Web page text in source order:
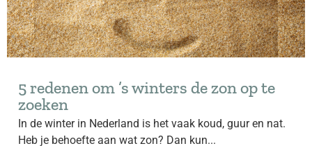
5 redenen om ’s winters de zon op te
zoeken
In de winter in Nederland is het vaak koud, guur en nat.
Heb je behoefte aan wat zon? Dan kun...